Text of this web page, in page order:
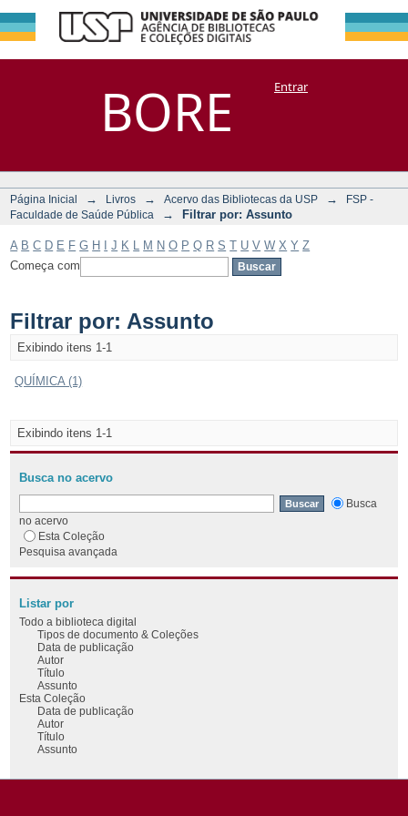
BORE
Filtrar por:
Assunto
DSpace/Manakin + CoriscoEntrar
Página Inicial → Livros → Acervo das Bibliotecas da USP →
FSP -
Faculdade de Saúde Pública
→ Filtrar por: Assunto
A B C D E F G H J K M N O P Q R S T U V W X Y Z
Começa com
Filtrar por: Assunto
Exibindo itens 1-1
QUÍMICA (1)
Exibindo itens 1-1
Busca no acervo
Busca
no acervo
Esta Coleção
Pesquisa avançada
Listar por
Todo a biblioteca digital
Tipos de documento & Coleções
Data de publicação
Autor
Título
Assunto
Esta Coleção
Data de publicação
Autor
Título
Assunto